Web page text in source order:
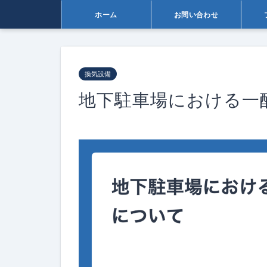
ホーム お問い合わせ
換気設備
地下駐車場における